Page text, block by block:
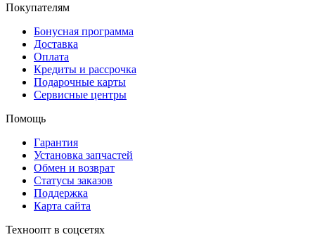
Покупателям
Бонусная программа
Доставка
Оплата
Кредиты и рассрочка
Подарочные карты
Сервисные центры
Помощь
Гарантия
Установка запчастей
Обмен и возврат
Статусы заказов
Поддержка
Карта сайта
Техноопт в соцсетях